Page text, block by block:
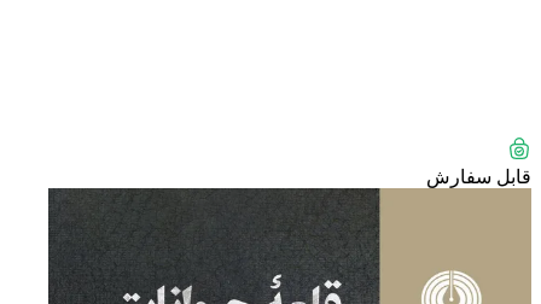
قابل سفارش